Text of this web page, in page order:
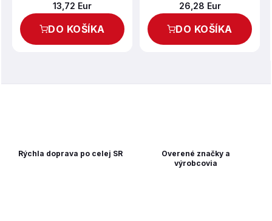
13,72 Eur
DO KOŠÍKA
26,28 Eur
DO KOŠÍKA
Overené značky a
výrobcovia
Rýchla doprava po celej SR